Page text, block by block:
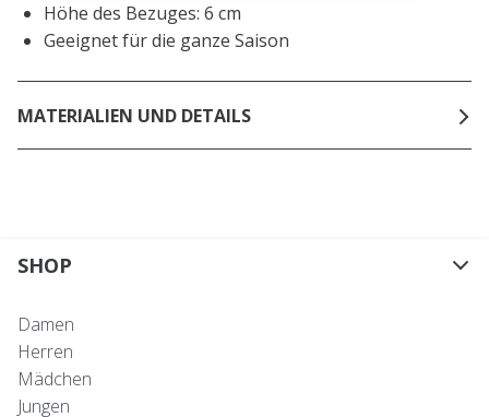
Höhe des Bezuges: 6 cm
Geeignet für die ganze Saison
MATERIALIEN UND DETAILS
SHOP
Damen
Herren
Mädchen
Jungen